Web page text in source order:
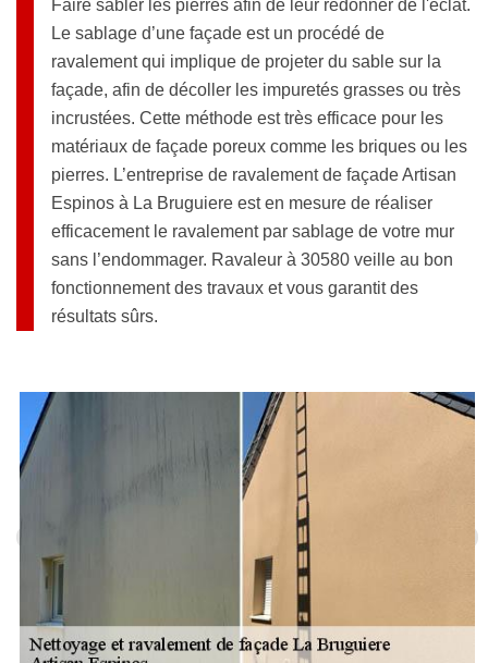
Faire sabler les pierres afin de leur redonner de l'éclat.
Le sablage d’une façade est un procédé de
ravalement qui implique de projeter du sable sur la
façade, afin de décoller les impuretés grasses ou très
incrustées. Cette méthode est très efficace pour les
matériaux de façade poreux comme les briques ou les
pierres. L’entreprise de ravalement de façade Artisan
Espinos à La Bruguiere est en mesure de réaliser
efficacement le ravalement par sablage de votre mur
sans l’endommager. Ravaleur à 30580 veille au bon
fonctionnement des travaux et vous garantit des
résultats sûrs.